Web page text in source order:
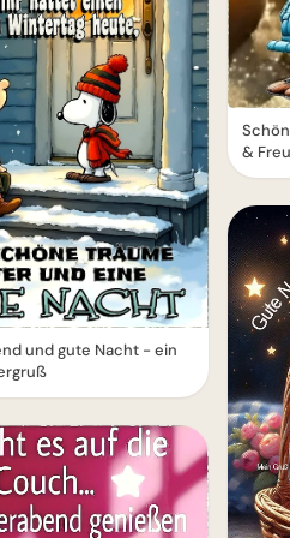
und gute Nacht - ein
&